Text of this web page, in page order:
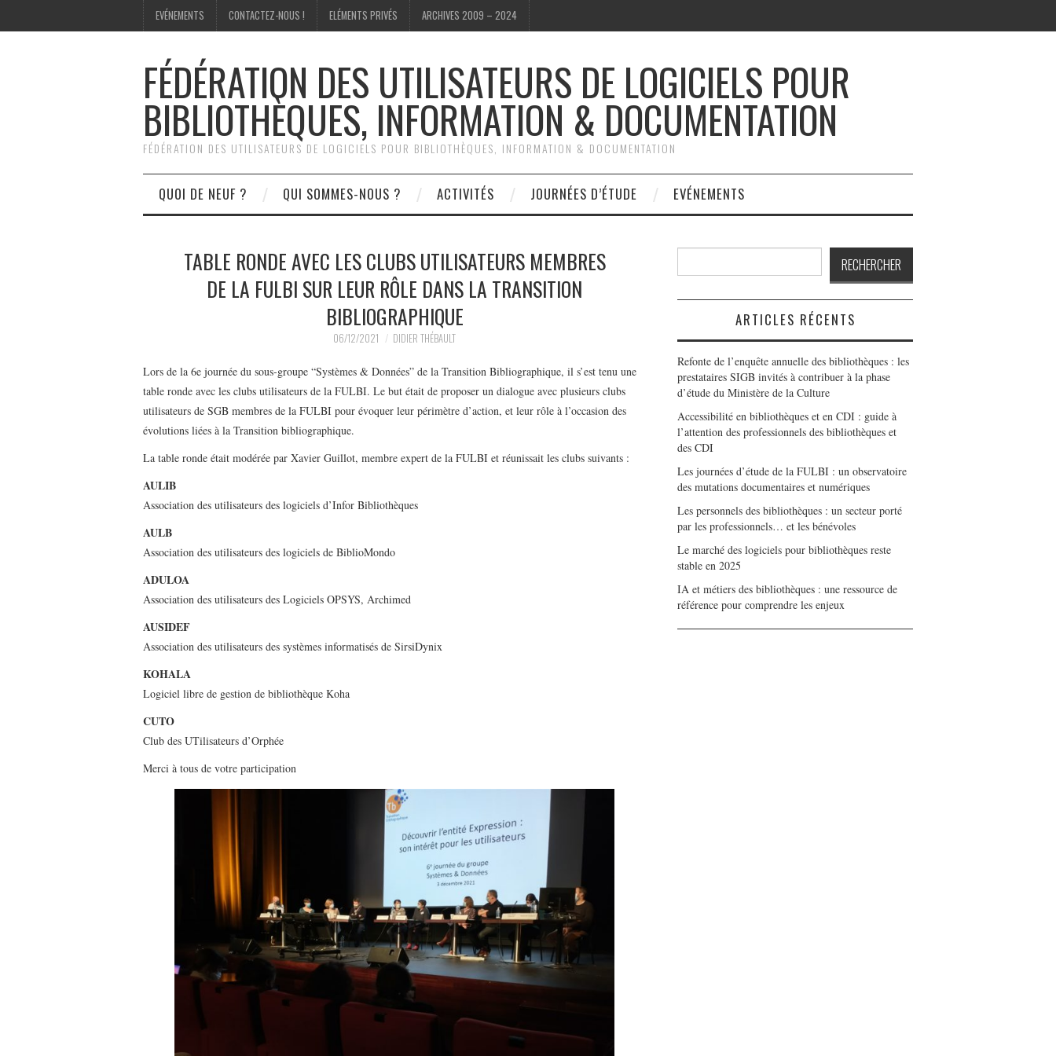
EVÉNEMENTS CONTACTEZ-NOUS ! ELÉMENTS PRIVÉS ARCHIVES 2009 – 2024
FÉDÉRATION DES UTILISATEURS DE LOGICIELS POUR
BIBLIOTHÈQUES, INFORMATION & DOCUMENTATION
FÉDÉRATION DES UTILISATEURS DE LOGICIELS POUR BIBLIOTHÈQUES, INFORMATION & DOCUMENTATION
QUOI DE NEUF ? QUI SOMMES-NOUS ? ACTIVITÉS JOURNÉES D’ÉTUDE EVÉNEMENTS
TABLE RONDE AVEC LES CLUBS UTILISATEURS MEMBRES
DE LA FULBI SUR LEUR RÔLE DANS LA TRANSITION
BIBLIOGRAPHIQUE
06/12/2021 DIDIER THÉBAULT
Lors de la 6e journée du sous-groupe “Systèmes & Données” de la Transition Bibliographique, il s’est tenu une
table ronde avec les clubs utilisateurs de la FULBI. Le but était de proposer un dialogue avec plusieurs clubs
utilisateurs de SGB membres de la FULBI pour évoquer leur périmètre d’action, et leur rôle à l’occasion des
évolutions liées à la Transition bibliographique.
La table ronde était modérée par Xavier Guillot, membre expert de la FULBI et réunissait les clubs suivants :
AULIB
Association des utilisateurs des logiciels d’Infor Bibliothèques
AULB
Association des utilisateurs des logiciels de BiblioMondo
ADULOA
Association des utilisateurs des Logiciels OPSYS, Archimed
AUSIDEF
Association des utilisateurs des systèmes informatisés de SirsiDynix
KOHALA
Logiciel libre de gestion de bibliothèque Koha
CUTO
Club des UTilisateurs d’Orphée
Merci à tous de votre participation
RECHERCHER
ARTICLES RÉCENTS
Refonte de l’enquête annuelle des bibliothèques : les
prestataires SIGB invités à contribuer à la phase
d’étude du Ministère de la Culture
Accessibilité en bibliothèques et en CDI : guide à
l’attention des professionnels des bibliothèques et
des CDI
Les journées d’étude de la FULBI : un observatoire
des mutations documentaires et numériques
Les personnels des bibliothèques : un secteur porté
par les professionnels… et les bénévoles
Le marché des logiciels pour bibliothèques reste
stable en 2025
IA et métiers des bibliothèques : une ressource de
référence pour comprendre les enjeux